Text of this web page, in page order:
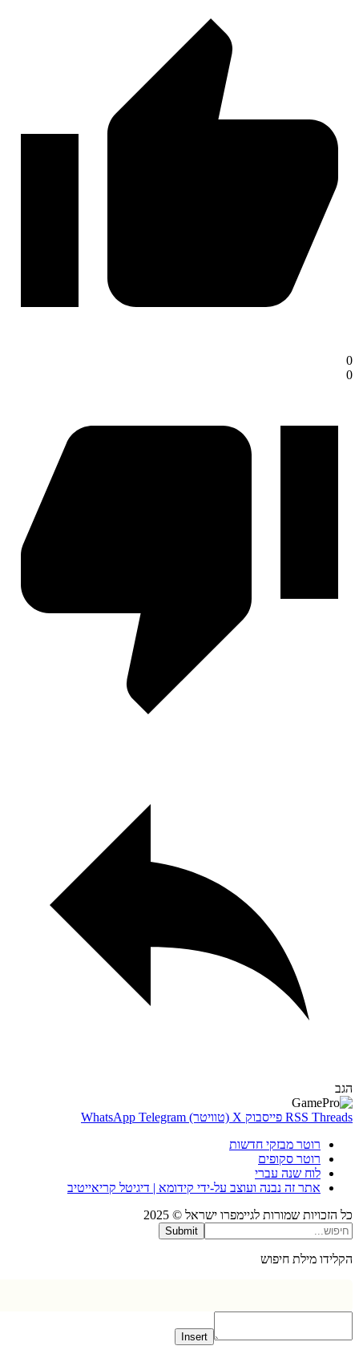
RSS פייסבוק X (טוויטר) WhatsApp Telegram
רוטר מבזקי חדשות
רוטר סקופים
לוח שנה עברי
אתר זה נבנה ועוצב על-ידי קידומא | דיגיטל קריאייטיב
שמורות לגיימפרו ישראל © 2025
Submit
מילת חיפוש
Insert